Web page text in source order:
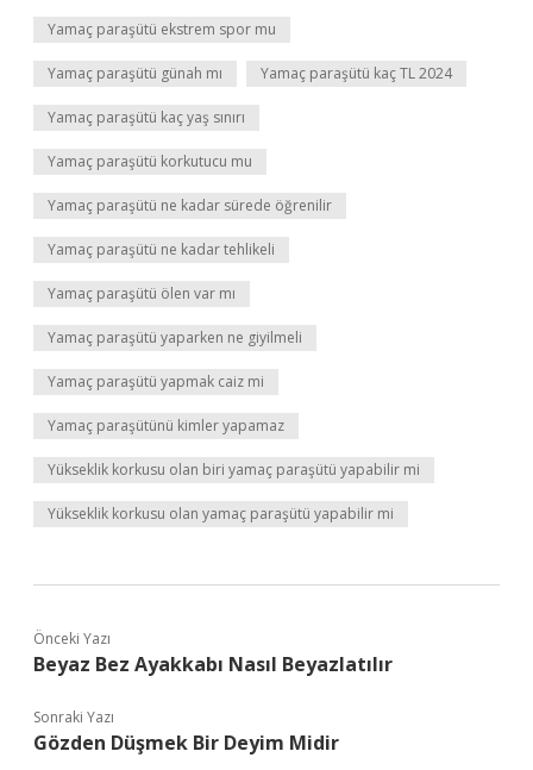
Yamaç paraşütü ekstrem spor mu
Yamaç paraşütü günah mı Yamaç paraşütü kaç TL 2024
Yamaç paraşütü kaç yaş sınırı
Yamaç paraşütü korkutucu mu
Yamaç paraşütü ne kadar sürede öğrenilir
Yamaç paraşütü ne kadar tehlikeli
Yamaç paraşütü ölen var mı
Yamaç paraşütü yaparken ne giyilmeli
Yamaç paraşütü yapmak caiz mi
Yamaç paraşütünü kimler yapamaz
Yükseklik korkusu olan biri yamaç paraşütü yapabilir mi
Yükseklik korkusu olan yamaç paraşütü yapabilir mi
Önceki Yazı
Beyaz Bez Ayakkabı Nasıl Beyazlatılır
Sonraki Yazı
Gözden Düşmek Bir Deyim Midir